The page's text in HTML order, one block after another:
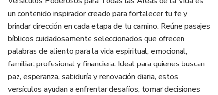
un contenido inspirador creado para fortalecer tu fe y
brindar dirección en cada etapa de tu camino. Reúne pasajes
bíblicos cuidadosamente seleccionados que ofrecen
palabras de aliento para la vida espiritual, emocional,
familiar, profesional y financiera. Ideal para quienes buscan
paz, esperanza, sabiduría y renovación diaria, estos
versículos ayudan a enfrentar desafíos, tomar decisiones